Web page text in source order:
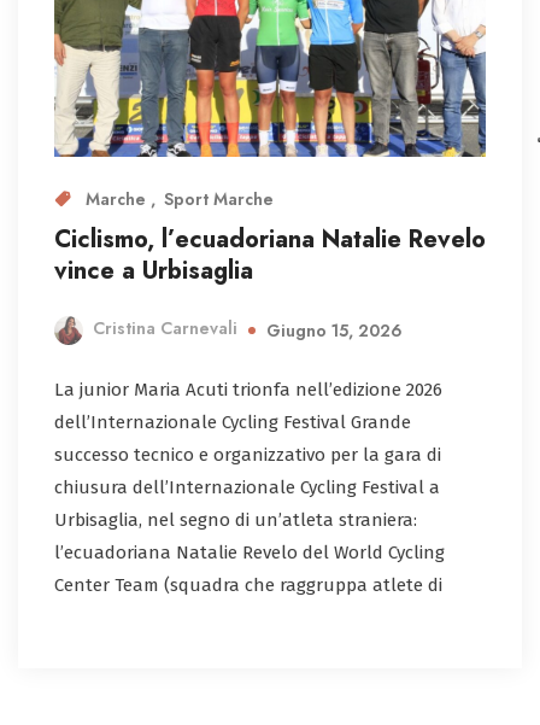
Marche Sport Marche
Ciclismo, l’ecuadoriana Natalie Revelo
vince a Urbisaglia
Cristina Carnevali Giugno 15, 2026
La junior Maria Acuti trionfa nell’edizione 2026
dell’Internazionale Cycling Festival Grande
successo tecnico e organizzativo per la gara di
chiusura dell’Internazionale Cycling Festival a
Urbisaglia, nel segno di un’atleta straniera:
l’ecuadoriana Natalie Revelo del World Cycling
Center Team (squadra che raggruppa atlete di